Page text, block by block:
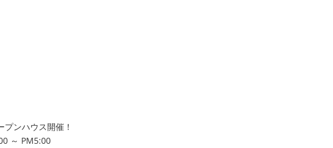
ンハウス開催！
～ PM5:00